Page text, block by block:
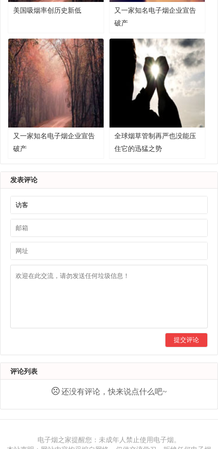
美国吸烟率创历史新低
又一家知名电子烟企业宣告
破产
又一家知名电子烟企业宣告
破产
全球烟草管制再严也没能压
住它的迅猛之势
发表评论
提交评论
评论列表
还没有评论，快来说点什么吧~
电子烟之家提醒您：未成年人禁止使用电子烟。